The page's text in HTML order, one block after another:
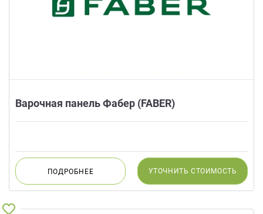
Варочная панель Фабер (FABER)
ПОДРОБНЕЕ УТОЧНИТЬ СТОИМОСТЬ